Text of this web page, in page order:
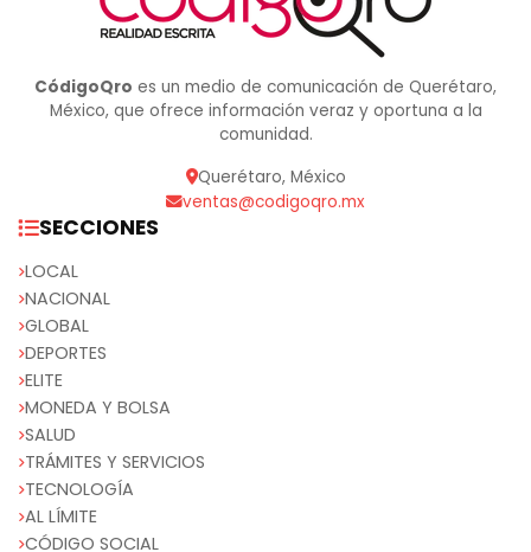
CódigoQro es un medio de comunicación de Querétaro,
México, que ofrece información veraz y oportuna a la
comunidad.
Querétaro, México
ventas@codigoqro.mx
SECCIONES
LOCAL
NACIONAL
GLOBAL
DEPORTES
ELITE
MONEDA Y BOLSA
SALUD
TRÁMITES Y SERVICIOS
TECNOLOGÍA
AL LÍMITE
CÓDIGO SOCIAL